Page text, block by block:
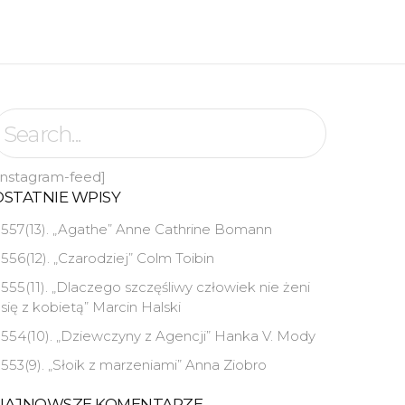
feed]
WPISY
557(13). „Agathe” Anne Cathrine Bomann
556(12). „Czarodziej” Colm Toibin
555(11). „Dlaczego szczęśliwy człowiek nie żeni
się z kobietą” Marcin Halski
554(10). „Dziewczyny z Agencji” Hanka V. Mody
553(9). „Słoik z marzeniami” Anna Ziobro